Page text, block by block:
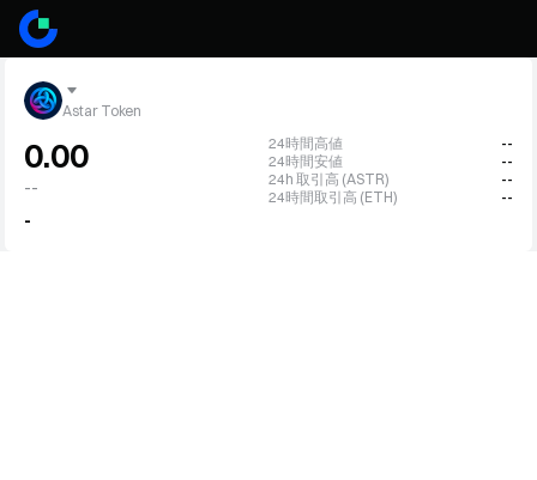
Astar Token
0.00
--
-
24時間高値
--
24時間安値
--
24h 取引高 (ASTR)
--
24時間取引高 (ETH)
--